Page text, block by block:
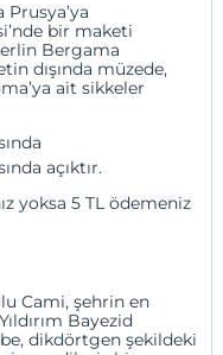
Prusya’ya
bir maketi
Bergama
dışında müzede,
ait sikkeler
açıktır.
yoksa 5 TL ödemeniz
Cami, şehrin en
Bayezid
dikdörtgen şekildeki